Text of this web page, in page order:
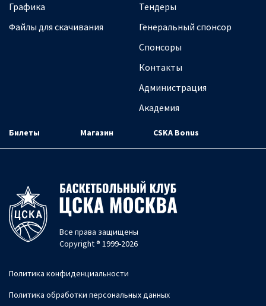
Графика
Файлы для скачивания
Тендеры
Генеральный спонсор
Спонсоры
Контакты
Администрация
Академия
Билеты Магазин CSKA Bonus
Все права защищены
Copyright ® 1999-2026
Политика конфиденциальности
Политика обработки персональных данных